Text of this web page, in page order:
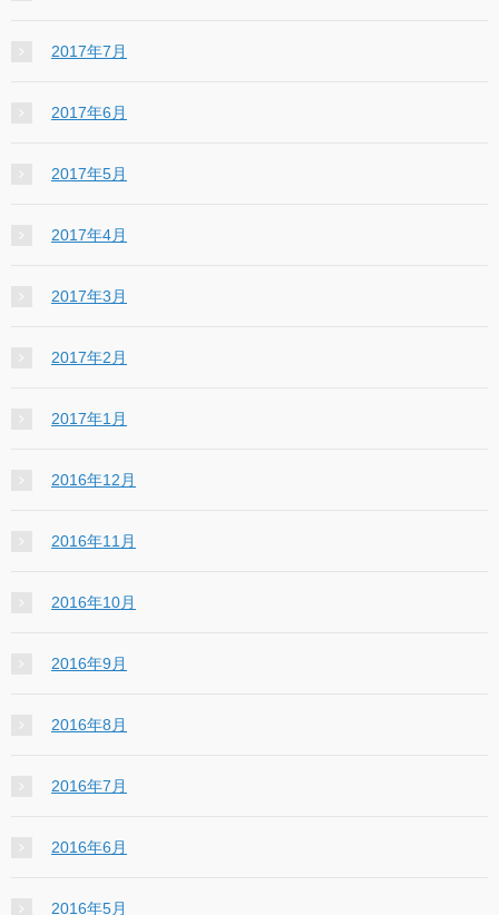
2017年7月
2017年6月
2017年5月
2017年4月
2017年3月
2017年2月
2017年1月
2016年12月
2016年11月
2016年10月
2016年9月
2016年8月
2016年7月
2016年6月
2016年5月